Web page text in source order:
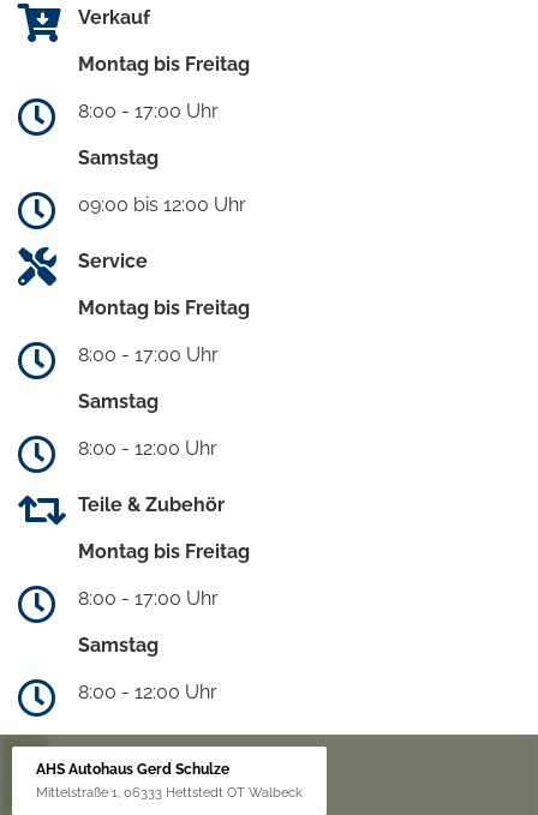
Verkauf
Montag bis Freitag
8:00 - 17:00 Uhr
Samstag
09:00 bis 12:00 Uhr
Service
Montag bis Freitag
8:00 - 17:00 Uhr
Samstag
8:00 - 12:00 Uhr
Teile & Zubehör
Montag bis Freitag
8:00 - 17:00 Uhr
Samstag
8:00 - 12:00 Uhr
AHS Autohaus Gerd Schulze
Mittelstraße 1, 06333 Hettstedt OT Walbeck